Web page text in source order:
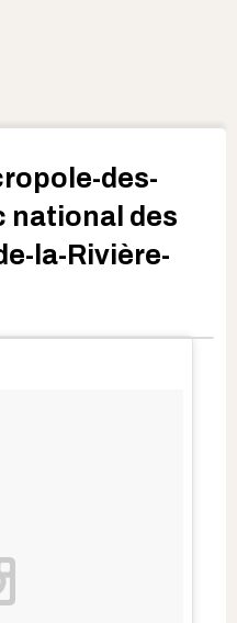
des-
national des
la-Rivière-